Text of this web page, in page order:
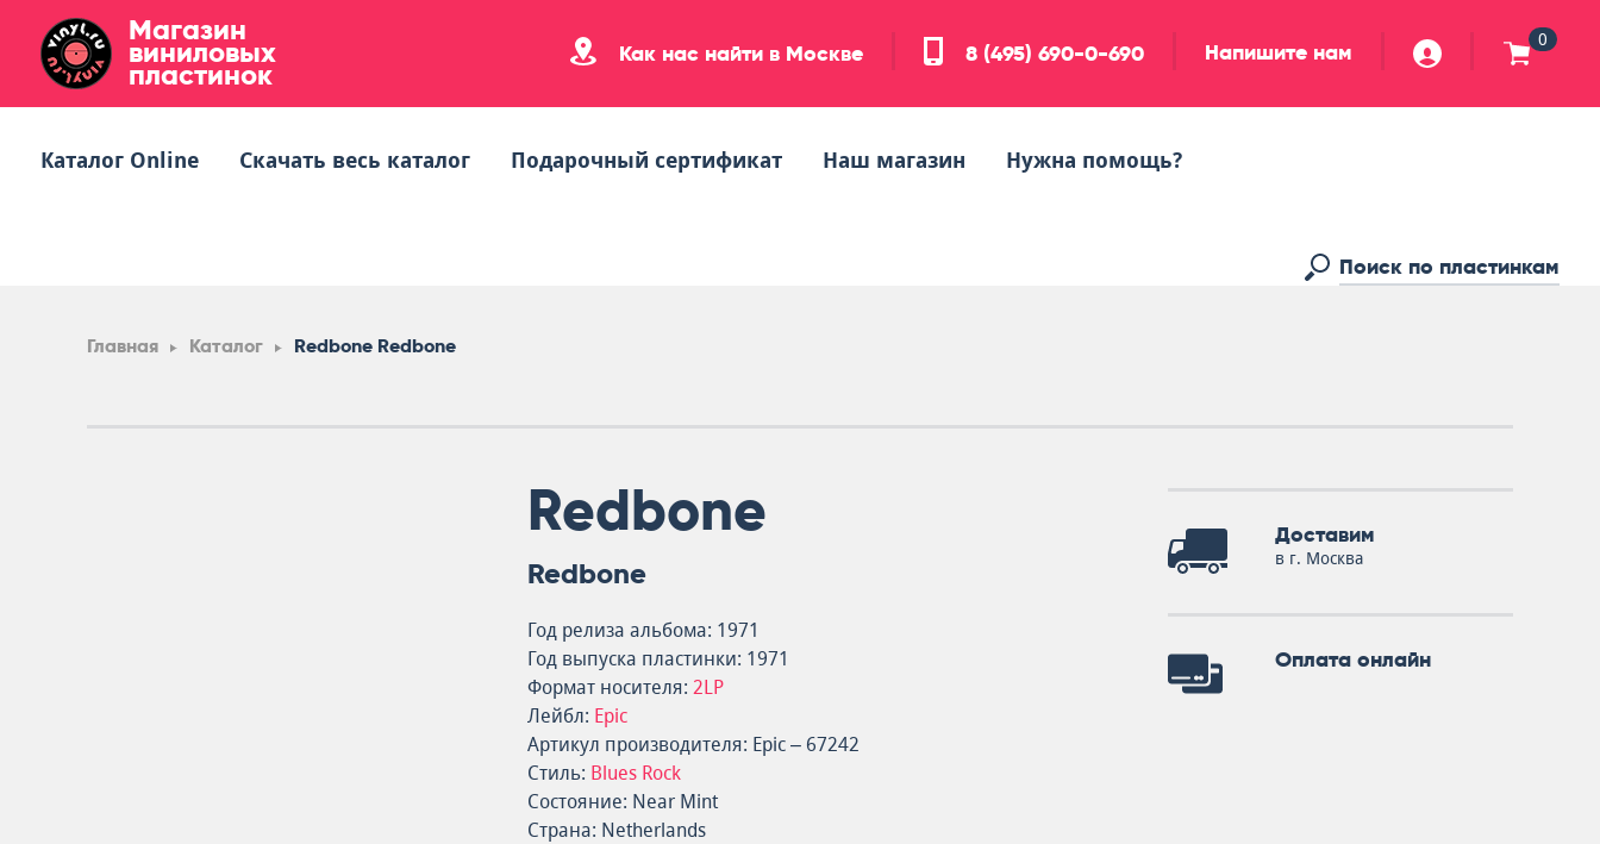
Магазин
виниловых
пластинок
Как нас найти в Москве 8 (495) 690-0-690 Напишите нам 0
Каталог Online Скачать весь каталог Подарочный сертификат Наш магазин Нужна помощь?
Главная Каталог Redbone Redbone
Redbone
Redbone
Год релиза альбома: 1971
Год выпуска пластинки: 1971
Формат носителя: 2LP
Лейбл: Epic
Артикул производителя: Epic – 67242
Стиль: Blues Rock
Состояние: Near Mint
Страна: Netherlands
Доставим
в г. Москва
Оплата онлайн